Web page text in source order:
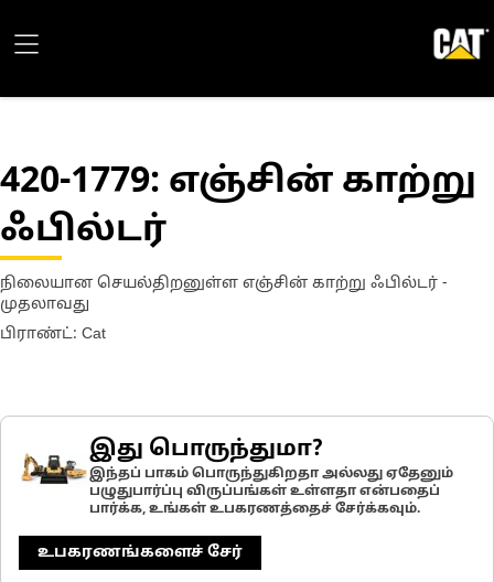
420-1779: எஞ்சின் காற்று
ஃபில்டர்
நிலையான செயல்திறனுள்ள எஞ்சின் காற்று ஃபில்டர் -
முதலாவது
பிராண்ட்: Cat
இது பொருந்துமா?
இந்தப் பாகம் பொருந்துகிறதா அல்லது ஏதேனும்
பழுதுபார்ப்பு விருப்பங்கள் உள்ளதா என்பதைப்
பார்க்க, உங்கள் உபகரணத்தைச் சேர்க்கவும்.
உபகரணங்களைச் சேர்